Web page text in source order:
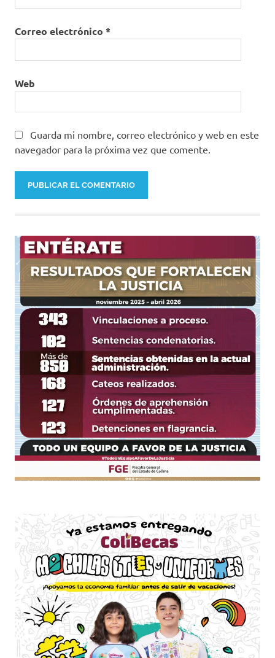
Correo electrónico *
Web
Guarda mi nombre, correo electrónico y web en este
navegador para la próxima vez que comente.